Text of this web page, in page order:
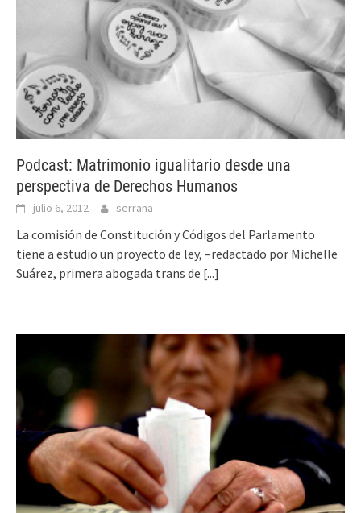
Podcast: Matrimonio igualitario desde una
perspectiva de Derechos Humanos
julio 6, 2012 serrana
La comisión de Constitución y Códigos del Parlamento
tiene a estudio un proyecto de ley, –redactado por Michelle
Suárez, primera abogada trans de [...]